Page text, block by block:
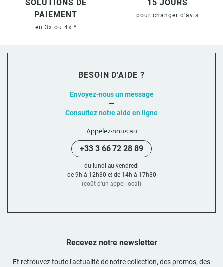
SOLUTIONS DE
PAIEMENT
en 3x ou 4x *
15 JOURS
pour changer d'avis
Recevez notre newsletter
Et retrouvez toute l'actualité de notre collection, des promos, des
BESOIN D'AIDE ?
Envoyez-nous un message
Consultez notre aide en ligne
Appelez-nous au
+33 3 66 72 28 89
du lundi au vendredi
de 9h à 12h30 et de 14h à 17h30
(coût d'un appel local)